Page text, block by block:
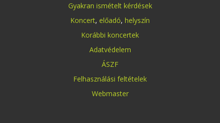
Gyakran ismételt kérdések
Koncert, előadó, helyszín
Korábbi koncertek
Adatvédelem
ÁSZF
Felhasználási feltételek
Webmaster